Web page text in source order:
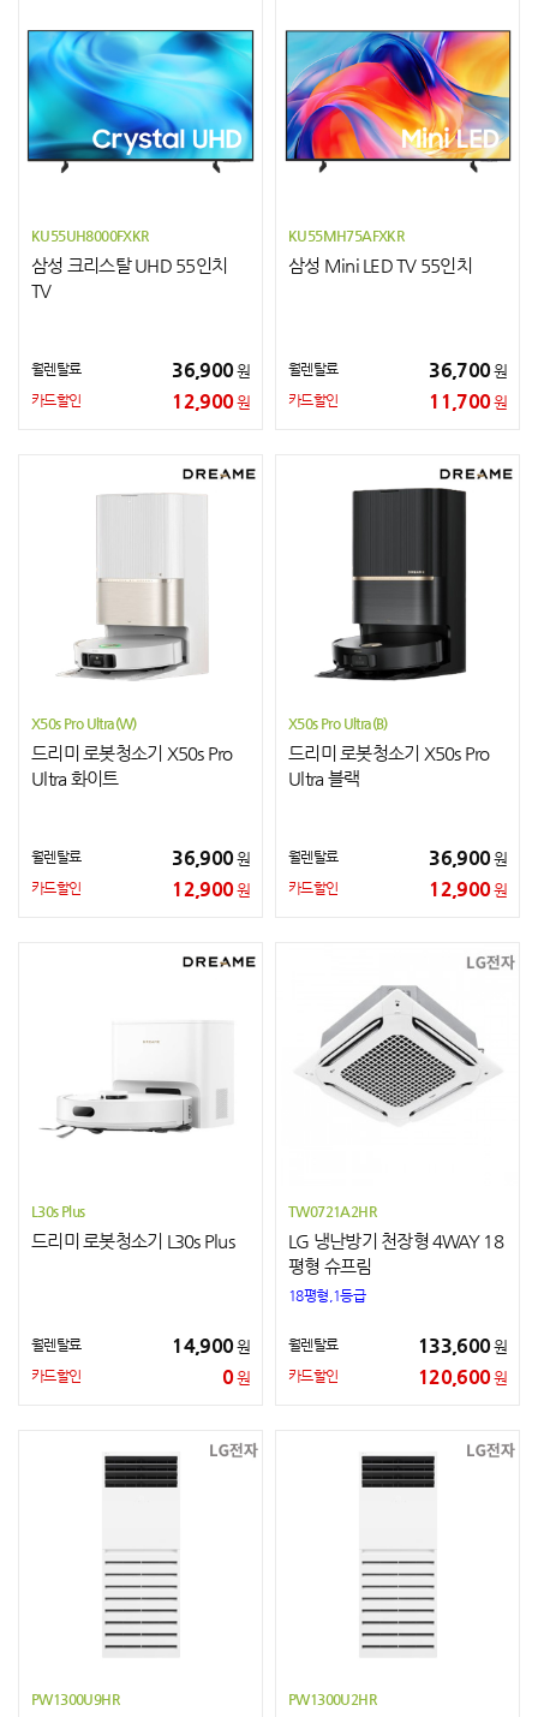
KU55UH8000FXKR
삼성 크리스탈 UHD 55인치
TV
월렌탈료 36,900원
카드할인 12,900원
KU55MH75AFXKR
삼성 Mini LED TV 55인치
월렌탈료 36,700원
카드할인 11,700원
X50s Pro Ultra(W)
드리미 로봇청소기 X50s Pro
Ultra 화이트
월렌탈료 36,900원
카드할인 12,900원
X50s Pro Ultra(B)
드리미 로봇청소기 X50s Pro
Ultra 블랙
월렌탈료 36,900원
카드할인 12,900원
L30s Plus
드리미 로봇청소기 L30s Plus
월렌탈료 14,900원
카드할인 0원
TW0721A2HR
LG 냉난방기 천장형 4WAY 18
평형 슈프림
18평형,1등급
월렌탈료 133,600원
카드할인 120,600원
PW1300U9HR PW1300U2HR